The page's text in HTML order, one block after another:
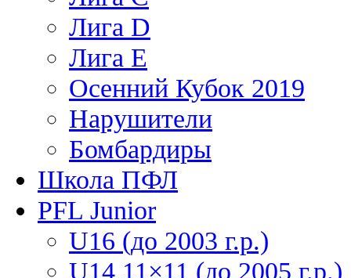
Лига D
Лига Е
Осенний Кубок 2019
Нарушители
Бомбардиры
Школа ПФЛ
PFL Junior
U16 (до 2003 г.р.)
U14 11×11 (до 2005 г.р.)